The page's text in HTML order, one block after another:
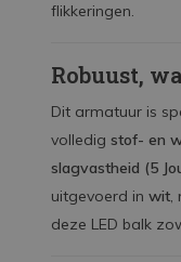
flikkeringen.
Robuust,
Dit armatuur is
volledig stof- en
slagvastheid (5
uitgevoerd in wit,
deze LED balk